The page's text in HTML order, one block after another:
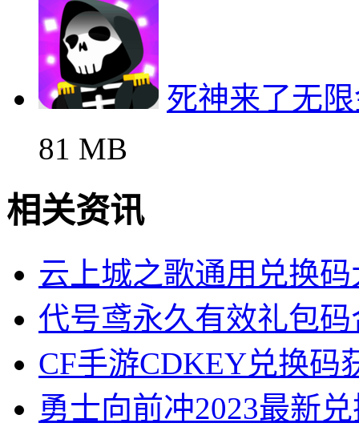
死神来了无
81 MB
相关资讯
云上城之歌通用兑换码
代号鸢永久有效礼包码
CF手游CDKEY兑换码
勇士向前冲2023最新